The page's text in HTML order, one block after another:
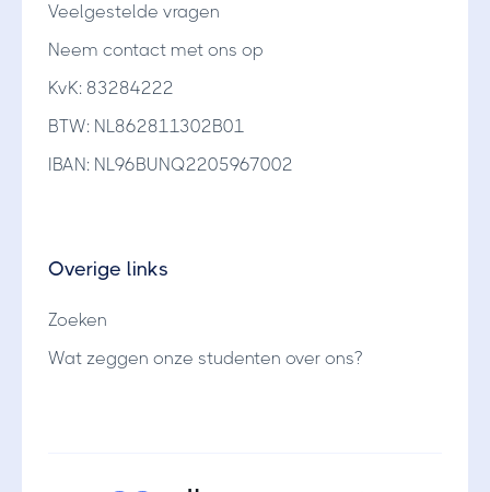
Veelgestelde vragen
Neem contact met ons op
KvK: 83284222
BTW: NL862811302B01
IBAN: NL96BUNQ2205967002
Overige links
Zoeken
Wat zeggen onze studenten over ons?